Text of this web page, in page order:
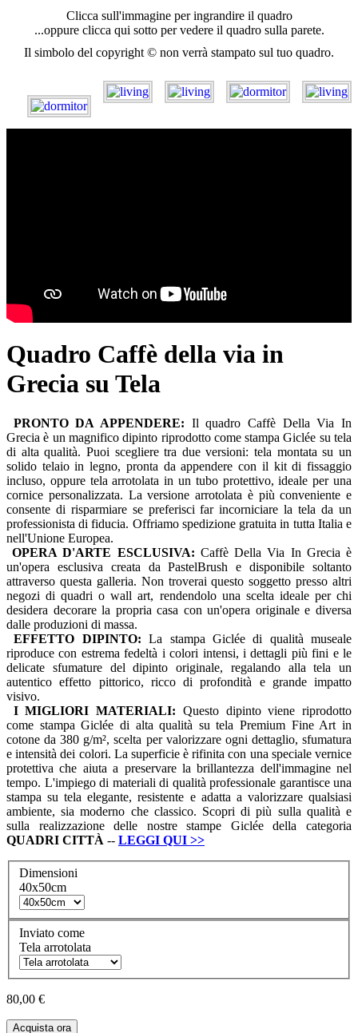
Clicca sull'immagine per ingrandire il quadro
...oppure clicca qui sotto per vedere il quadro sulla parete.
Il simbolo del copyright © non verrà stampato sul tuo quadro.
Quadro Caffè della via in
Grecia su Tela
PRONTO DA APPENDERE: Il quadro Caffè Della Via In
Grecia è un magnifico dipinto riprodotto come stampa Giclée su tela
di alta qualità. Puoi scegliere tra due versioni: tela montata su un
solido telaio in legno, pronta da appendere con il kit di fissaggio
incluso, oppure tela arrotolata in un tubo protettivo, ideale per una
cornice personalizzata. La versione arrotolata è più conveniente e
consente di risparmiare se preferisci far incorniciare la tela da un
professionista di fiducia. Offriamo spedizione gratuita in tutta Italia e
nell'Unione Europea.
OPERA D'ARTE ESCLUSIVA: Caffè Della Via In Grecia è
un'opera esclusiva creata da PastelBrush e disponibile soltanto
attraverso questa galleria. Non troverai questo soggetto presso altri
negozi di quadri o wall art, rendendolo una scelta ideale per chi
desidera decorare la propria casa con un'opera originale e diversa
dalle produzioni di massa.
EFFETTO DIPINTO: La stampa Giclée di qualità museale
riproduce con estrema fedeltà i colori intensi, i dettagli più fini e le
delicate sfumature del dipinto originale, regalando alla tela un
autentico effetto pittorico, ricco di profondità e grande impatto
visivo.
I MIGLIORI MATERIALI: Questo dipinto viene riprodotto
come stampa Giclée di alta qualità su tela Premium Fine Art in
cotone da 380 g/m², scelta per valorizzare ogni dettaglio, sfumatura
e intensità dei colori. La superficie è rifinita con una speciale vernice
protettiva che aiuta a preservare la brillantezza dell'immagine nel
tempo. L'impiego di materiali di qualità professionale garantisce una
stampa su tela elegante, resistente e adatta a valorizzare qualsiasi
ambiente, sia moderno che classico. Scopri di più sulla qualità e
sulla realizzazione delle nostre stampe Giclée della categoria
QUADRI CITTÀ -- LEGGI QUI >>
Dimensioni
40x50cm
Inviato come
Tela arrotolata
80,00 €
Acquista ora